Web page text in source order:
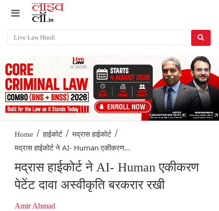
Home / हाईकोर्ट / मद्रास हाईकोर्ट /
मद्रास हाईकोर्ट ने AI- Human एकीकरण...
मद्रास हाईकोर्ट ने AI- Human एकीकरण
पेटेंट दावा अस्वीकृति बरकरार रखी
Amir Ahmad